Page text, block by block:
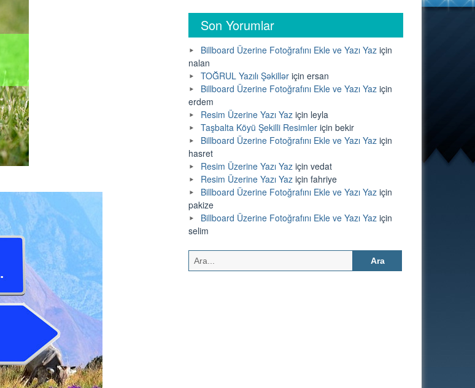
Son Yorumlar
Billboard Üzerine Fotoğrafını Ekle ve Yazı Yaz için
nalan
TOĞRUL Yazılı Şəkillər için ersan
Billboard Üzerine Fotoğrafını Ekle ve Yazı Yaz için
erdem
Resim Üzerine Yazı Yaz için leyla
Taşbalta Köyü Şekilli Resimler için bekir
Billboard Üzerine Fotoğrafını Ekle ve Yazı Yaz için
hasret
Resim Üzerine Yazı Yaz için vedat
Resim Üzerine Yazı Yaz için fahriye
Billboard Üzerine Fotoğrafını Ekle ve Yazı Yaz için
pakize
Billboard Üzerine Fotoğrafını Ekle ve Yazı Yaz için
selim
Arama: